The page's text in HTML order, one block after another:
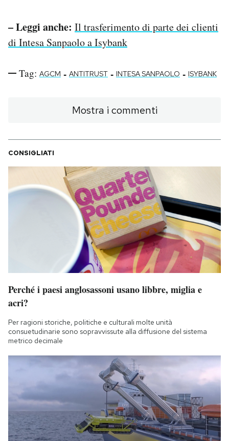
– Leggi anche: Il trasferimento di parte dei clienti
di Intesa Sanpaolo a Isybank
Tag: AGCM - ANTITRUST - INTESA SANPAOLO - ISYBANK
Mostra i commenti
CONSIGLIATI
Perché i paesi anglosassoni usano libbre, miglia e
acri?
Per ragioni storiche, politiche e culturali molte unità
consuetudinarie sono sopravvissute alla diffusione del sistema
metrico decimale